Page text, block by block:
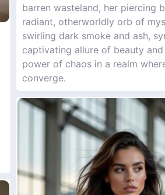
barren wasteland, her piercing
radiant, otherworldly orb of
swirling dark smoke and ash,
captivating allure of beauty
power of chaos in a realm
converge.